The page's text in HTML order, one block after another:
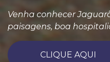
Venha conhecer
paisagens, boa
CLIQUE AQUI